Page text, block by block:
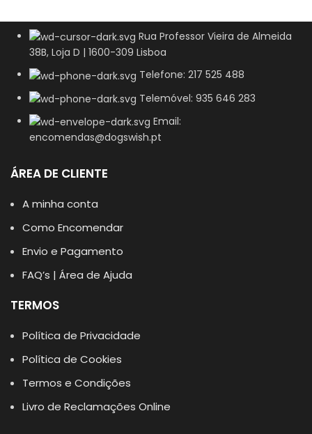
Rua Professor Vieira de Almeida
38B, Loja D | 1600-309 Lisboa
Telefone: 217 525 488
Telemóvel: 935 646 283
Email:
encomendas@dogswish.pt
ÁREA DE CLIENTE
A minha conta
Como Encomendar
Envio e Pagamento
FAQ’s | Área de Ajuda
TERMOS
Política de Privacidade
Política de Cookies
Termos e Condições
Livro de Reclamações Online